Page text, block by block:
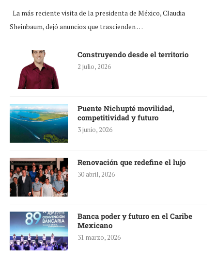
La más reciente visita de la presidenta de México, Claudia
Sheinbaum, dejó anuncios que trascienden …
Construyendo desde el territorio
2 julio, 2026
Puente Nichupté movilidad,
competitividad y futuro
3 junio, 2026
Renovación que redefine el lujo
30 abril, 2026
Banca poder y futuro en el Caribe
Mexicano
31 marzo, 2026